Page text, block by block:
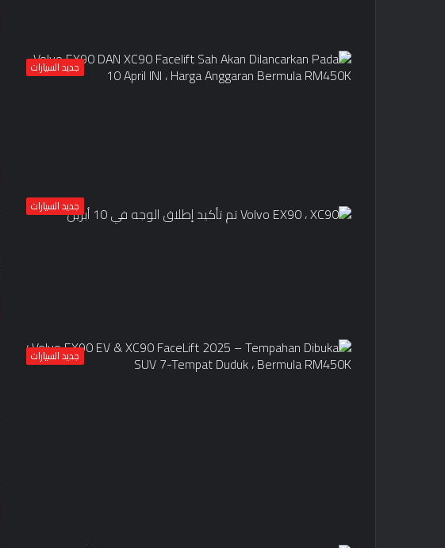
جديد السيارات
جديد السيارات
جديد السيارات